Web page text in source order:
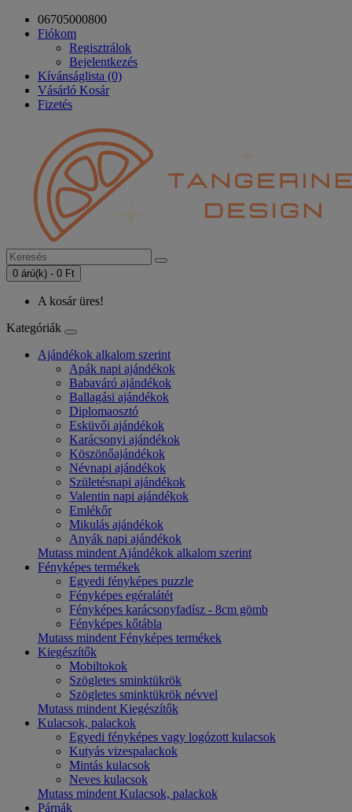
06705000800
Fiókom
Regisztrálok
Bejelentkezés
Kívánságlista (0)
Vásárló Kosár
Fizetés
0 árú(k) - 0 Ft
A kosár üres!
Kategóriák
Ajándékok alkalom szerint
Apák napi ajándékok
Babaváró ajándékok
Ballagási ajándékok
Diplomaosztó
Esküvői ajándékok
Karácsonyi ajándékok
Köszönőajándékok
Névnapi ajándékok
Születésnapi ajándékok
Valentin napi ajándékok
Emlékőr
Mikulás ajándékok
Anyák napi ajándékok
Mutass mindent Ajándékok alkalom szerint
Fényképes termékek
Egyedi fényképes puzzle
Fényképes egéralátét
Fényképes karácsonyfadísz - 8cm gömb
Fényképes kőtábla
Mutass mindent Fényképes termékek
Kiegészítők
Mobiltokok
Szögletes sminktükrök
Szögletes sminktükrök névvel
Mutass mindent Kiegészítők
Kulacsok, palackok
Egyedi fényképes vagy logózott kulacsok
Kutyás vizespalackok
Mintás kulacsok
Neves kulacsok
Mutass mindent Kulacsok, palackok
Párnák